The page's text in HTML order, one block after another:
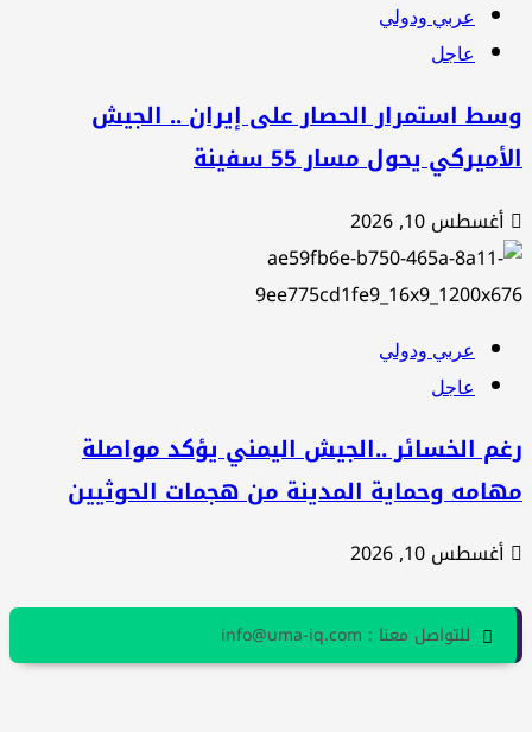
عربي ودولي
عاجل
استمرار الحصار على إيران .. الجيش
يحول مسار 55 سفينة
أغسطس 10, 2026
عربي ودولي
عاجل
الخسائر ..الجيش اليمني يؤكد مواصلة
وحماية المدينة من هجمات الحوثيين
أغسطس 10, 2026
للتواصل معنا : info@uma-iq.com